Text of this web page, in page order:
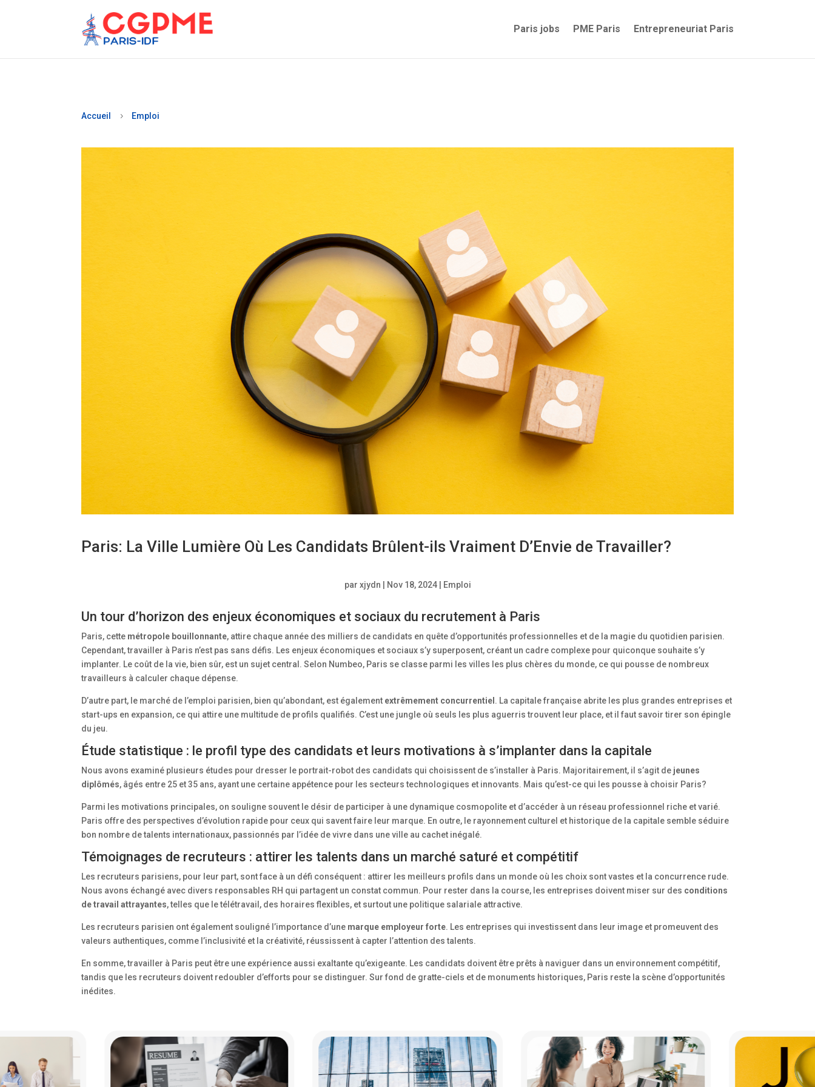
Paris jobs PME Paris Entrepreneuriat Paris
Accueil 5 Emploi
Paris: La Ville Lumière Où Les Candidats Brûlent-ils Vraiment D’Envie de Travailler?
par xjydn Nov 18, 2024| Emploi
Un tour d’horizon des enjeux économiques et sociaux du recrutement à Paris
Paris, cette métropole bouillonnante, attire chaque année des milliers de candidats en quête d’opportunités professionnelles et de la magie du quotidien parisien.
Cependant, travailler à Paris n’est pas sans défis. Les enjeux économiques et sociaux s’y superposent, créant un cadre complexe pour quiconque souhaite s’y
implanter. Le coût de la vie, bien sûr, est un sujet central. Selon Numbeo, Paris se classe parmi les villes les plus chères du monde, ce qui pousse de nombreux
travailleurs à calculer chaque dépense.
D’autre part, le marché de l’emploi parisien, bien qu’abondant, est également extrêmement concurrentiel . La capitale française abrite les plus grandes entreprises et
start-ups en expansion, ce qui attire une multitude de profils qualifiés. C’est une jungle où seuls les plus aguerris trouvent leur place, et il faut savoir tirer son épingle
du jeu.
Étude statistique : le profil type des candidats et leurs motivations à s’implanter dans la capitale
Nous avons examiné plusieurs études pour dresser le portrait-robot des candidats qui choisissent de s’installer à Paris. Majoritairement, il s’agit de jeunes
diplômés, âgés entre 25 et 35 ans, ayant une certaine appétence pour les secteurs technologiques et innovants. Mais qu’est-ce qui les pousse à choisir Paris?
Parmi les motivations principales, on souligne souvent le désir de participer à une dynamique cosmopolite et d’accéder à un réseau professionnel riche et varié.
Paris offre des perspectives d’évolution rapide pour ceux qui savent faire leur marque. En outre, le rayonnement culturel et historique de la capitale semble séduire
bon nombre de talents internationaux, passionnés par l’idée de vivre dans une ville au cachet inégalé.
Témoignages de recruteurs : attirer les talents dans un marché saturé et compétitif
Les recruteurs parisiens, pour leur part, sont face à un défi conséquent : attirer les meilleurs profils dans un monde où les choix sont vastes et la concurrence rude.
Nous avons échangé avec divers responsables RH qui partagent un constat commun. Pour rester dans la course, les entreprises doivent miser sur des conditions
de travail attrayantes, telles que le télétravail, des horaires flexibles, et surtout une politique salariale attractive.
Les recruteurs parisien ont également souligné l’importance d’une marque employeur forte. Les entreprises qui investissent dans leur image et promeuvent des
valeurs authentiques, comme l’inclusivité et la créativité, réussissent à capter l’attention des talents.
En somme, travailler à Paris peut être une expérience aussi exaltante qu’exigeante. Les candidats doivent être prêts à naviguer dans un environnement compétitif,
tandis que les recruteurs doivent redoubler d’efforts pour se distinguer. Sur fond de gratte-ciels et de monuments historiques, Paris reste la scène d’opportunités
inédites.